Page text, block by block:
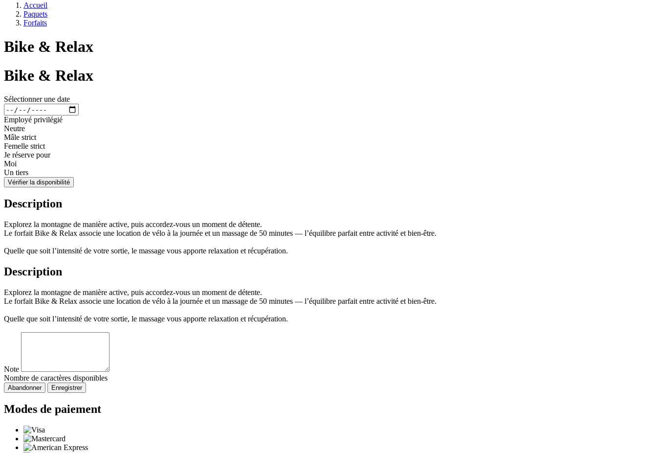
Accueil
Paquets
Forfaits
Bike & Relax
Bike & Relax
Sélectionner une date
Employé privilégié
Neutre
Mâle strict
Femelle strict
Je réserve pour
Moi
Un tiers
Vérifier la disponibilité
Description
Explorez la montagne de manière active, puis accordez-vous un moment de détente.
Le forfait Bike & Relax associe une location de vélo à la journée et un massage de 50 minutes — l’équilibre parfait entre activité et bien-être.
Quelle que soit l’intensité de votre sortie, le massage vous apporte relaxation et récupération.
Description
Explorez la montagne de manière active, puis accordez-vous un moment de détente.
Le forfait Bike & Relax associe une location de vélo à la journée et un massage de 50 minutes — l’équilibre parfait entre activité et bien-être.
Quelle que soit l’intensité de votre sortie, le massage vous apporte relaxation et récupération.
Note
Nombre de caractères disponibles
Abandonner Enregistrer
Modes de paiement